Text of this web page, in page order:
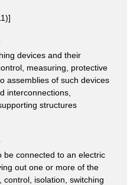
devices and their
measuring, protective
assemblies of such devices
interconnections,
structures
be connected to an electric
out one or more of the
isolation, switching